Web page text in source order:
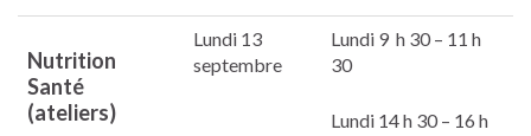
Nutrition
Santé
(ateliers)
Lundi 13
septembre
Lundi 9 h 30 – 11 h
30
Lundi 14 h 30 – 16 h